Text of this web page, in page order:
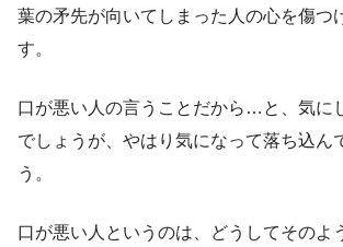
葉の矛先が向いてしまった人の心を傷つ
す。
口が悪い人の言うことだから…と、気に
でしょうが、やはり気になって落ち込ん
う。
口が悪い人というのは、どうしてそのよ